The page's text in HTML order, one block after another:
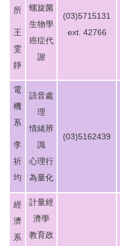
招生資訊
相關表單
常見問題
空間借用
聯絡資訊
碩士學位學程
所
王
雯
靜
螺旋菌
生物學
癌症代
謝
(03)5715131
ext. 42766
電
機
系
李
祈
均
語音處
理
情緒辨
識
心理行
為量化
(03)5162439
經
濟
系
計量經
濟學
教育政